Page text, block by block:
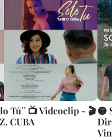
Tú¨ 📺 Videoclip - 🎬
Director: FERSUAREZ. CUBA
🟡